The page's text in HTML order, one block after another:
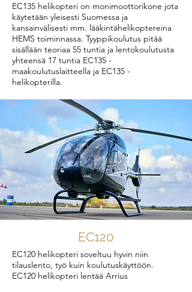
EC135 helikopteri on monimoottorikone jota
käytetään yleisesti Suomessa ja
kansainvälisesti mm. lääkintähelikoptereina
HEMS toiminnassa. Tyyppikoulutus pitää
sisällään teoriaa 55 tuntia ja lentokoulutusta
yhteensä 17 tuntia EC135 -
maakoulutuslaitteella ja EC135 -
helikopterilla.
EC120
EC120 helikopteri soveltuu hyvin niin
tilauslento, työ kuin koulutuskäyttöön.
EC120 helikopteri lentää Arrius